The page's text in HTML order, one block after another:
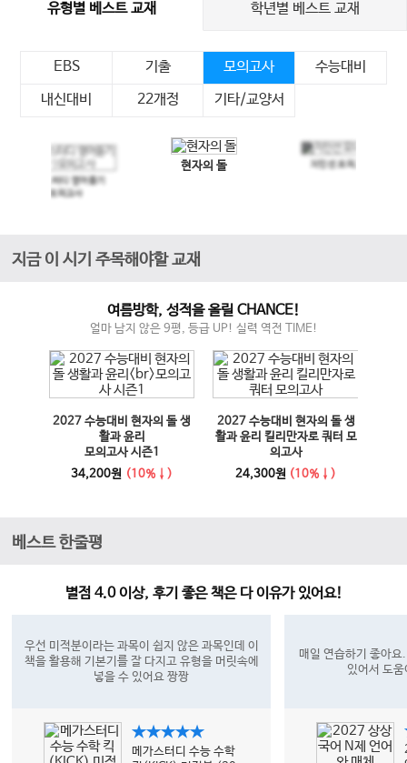
유형별 베스트 교재 학년별 베스트 교재
EBS 기출 모의고사
수능대비
내신대비
22개정 기타/교양서
메가스터디 영어듣기
모의고사
현자의 돌 지인선 모의고사
이전 슬라이드
지금 이 시기 주목해야할 교재
여름방학, 성적을 올릴 CHANCE!
얼마 남지 않은 9평, 등급 UP! 실력 역전 TIME!
2027 수능대비 현자의 돌 생
활과 윤리
모의고사 시즌1
34,200원 (10%↓)
2027 수능대비 현자의 돌 생
활과 윤리 킬리만자로 쿼터 모
의고사
24,300원 (10%↓)
이전 슬라이드 다음 슬라이드
베스트 한줄평
별점 4.0 이상, 후기 좋은 책은 다 이유가 있어요!
우선 미적분이라는 과목이 쉽지 않은 과목인데 이
책을 활용해 기본기를 잘 다지고 유형을 머릿속에
넣을 수 있어요 짱짱
★★★★★
메가스터디 수능 수학
매일 연습하기 좋아
있어서 도